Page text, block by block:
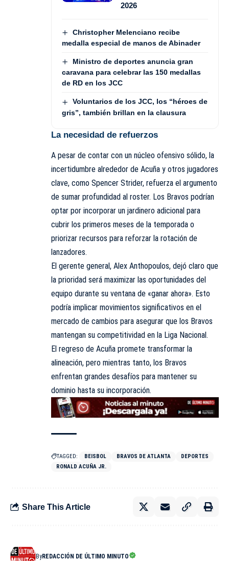
2026
Christopher Melenciano recibe
medalla especial de manos de Abinader
Ministro de deportes anuncia gran
caravana para celebrar las 150 medallas
de RD en los JCC
Voluntarios de los JCC, los “héroes de
gris”, también brillan en la clausura
La necesidad de refuerzos
A pesar de contar con un núcleo ofensivo sólido, la
incertidumbre alrededor de Acuña y otros jugadores
clave, como Spencer Strider, refuerza el argumento
de sumar profundidad al roster. Los Bravos podrían
optar por incorporar un jardinero adicional para
cubrir los primeros meses de la temporada o
priorizar recursos para reforzar la rotación de
lanzadores.
El gerente general, Alex Anthopoulos, dejó claro que
la prioridad será maximizar las oportunidades del
equipo durante su ventana de «ganar ahora». Esto
podría implicar movimientos significativos en el
mercado de cambios para asegurar que los Bravos
mantengan su competitividad en la Liga Nacional.
El regreso de Acuña promete transformar la
alineación, pero mientras tanto, los Bravos
enfrentan grandes desafíos para mantener su
dominio hasta su incorporación.
TAGGED: BEISBOL BRAVOS DE ATLANTA
DEPORTES
RONALD ACUÑA JR.
Share This Article
ByREDACCIÓN DE ÚLTIMO MINUTO